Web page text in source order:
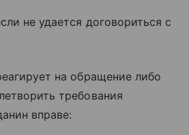
не удается договориться с
на обращение либо
требования
вправе: